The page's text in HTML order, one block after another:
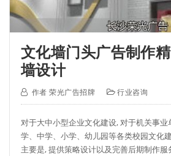
文化墙门头广告制作
墙设计
作者荣光广告招牌 行业咨询
对于大中小型企业文化建设, 对于机关事
学、中学、小学、幼儿园等各类校园文化
主要是, 提供策略设计以及完善后期制作